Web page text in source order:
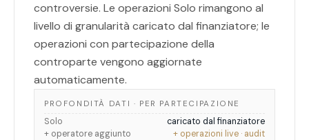
controversie. Le operazioni Solo rimangono al
livello di granularità caricato dal finanziatore; le
operazioni con partecipazione della
controparte vengono aggiornate
automaticamente.
PROFONDITÀ DATI · PER PARTECIPAZIONE
Solo
caricato dal finanziatore
+ operatore aggiunto
+ operazioni live · audit